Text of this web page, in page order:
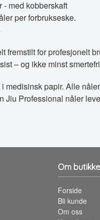
- med kobberskaft
per forbrukseske.
fremstilt for profesjonelt
– og ikke minst
medisinsk papir. Alle
Jiu Professional nåler
Om
Forside
Bli kunde
Om oss